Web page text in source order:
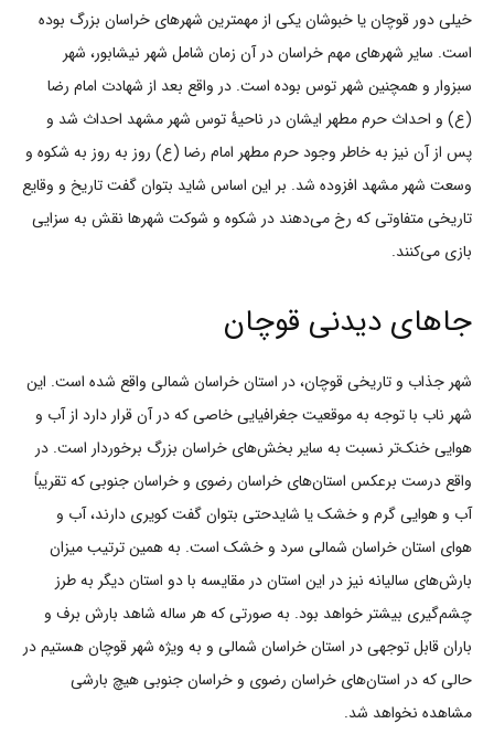
خیلی دور قوچان یا خبوشان یکی از مهمترین شهرهای خراسان بزرگ بوده
است. سایر شهرهای مهم خراسان در آن زمان شامل شهر نیشابور، شهر
سبزوار و همچنین شهر توس بوده است. در واقع بعد از شهادت امام رضا
(ع) و احداث حرم مطهر ایشان در ناحیۀ توس شهر مشهد احداث شد و
پس از آن نیز به خاطر وجود حرم مطهر امام رضا (ع) روز به روز به شکوه و
وسعت شهر مشهد افزوده شد. بر این اساس شاید بتوان گفت تاریخ و وقایع
تاریخی متفاوتی که رخ می‌دهند در شکوه و شوکت شهرها نقش به سزایی
بازی می‌کنند.
جاهای دیدنی قوچان
شهر جذاب و تاریخی قوچان، در استان خراسان شمالی واقع شده است. این
شهر ناب با توجه به موقعیت جغرافیایی خاصی که در آن قرار دارد از آب و
هوایی خنک‌تر نسبت به سایر بخش‌های خراسان بزرگ برخوردار است. در
واقع درست برعکس استان‌های خراسان رضوی و خراسان جنوبی که تقریباً
آب و هوایی گرم و خشک یا شایدحتی بتوان گفت کویری دارند، آب و
هوای استان خراسان شمالی سرد و خشک است. به همین ترتیب میزان
بارش‌های سالیانه نیز در این استان در مقایسه با دو استان دیگر به طرز
چشم‌گیری بیشتر خواهد بود. به صورتی که هر ساله شاهد بارش برف و
باران قابل توجهی در استان خراسان شمالی و به ویژه شهر قوچان هستیم در
حالی که در استان‌های خراسان رضوی و خراسان جنوبی هیچ بارشی
مشاهده نخواهد شد.